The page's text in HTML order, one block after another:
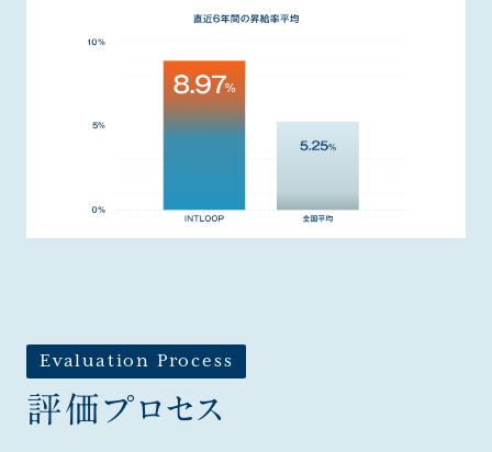
Evaluation Process
評価プロセス